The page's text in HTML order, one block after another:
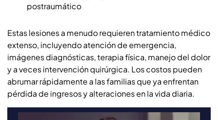
postraumático
Estas lesiones a menudo requieren tratamiento médico
extenso, incluyendo atención de emergencia,
imágenes diagnósticas, terapia física, manejo del dolor
y a veces intervención quirúrgica. Los costos pueden
abrumar rápidamente a las familias que ya enfrentan
pérdida de ingresos y alteraciones en la vida diaria.